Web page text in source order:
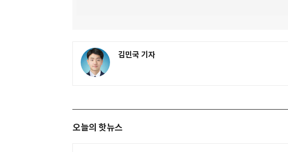
김민국 기자
오늘의 핫뉴스